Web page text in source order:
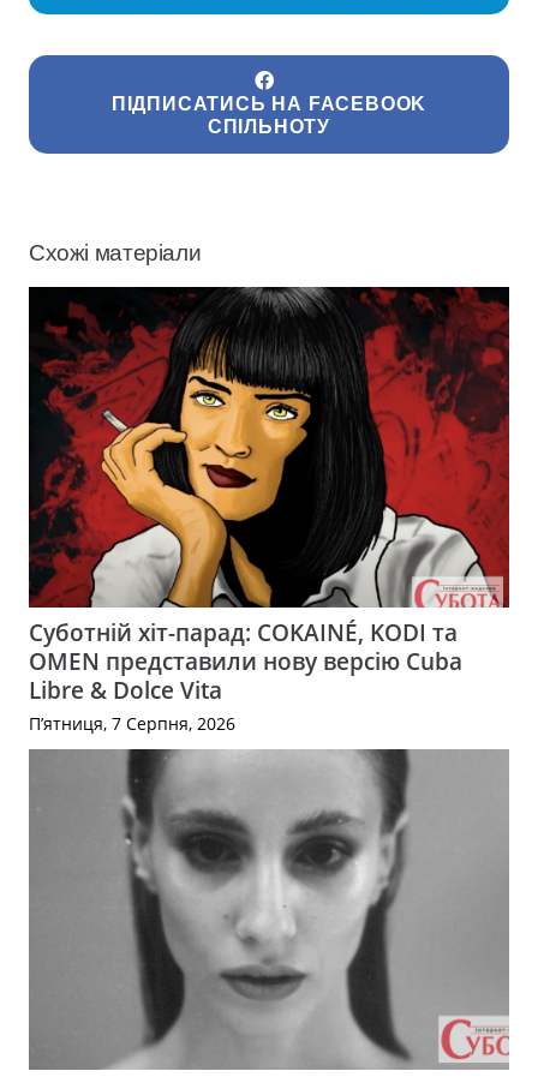
ПІДПИСАТИСЬ НА FACEBOOK
СПІЛЬНОТУ
Схожі матеріали
Суботній хіт-парад: COKAINÉ, KODI та
OMEN представили нову версію Cuba
Libre & Dolce Vita
П’ятниця, 7 Серпня, 2026